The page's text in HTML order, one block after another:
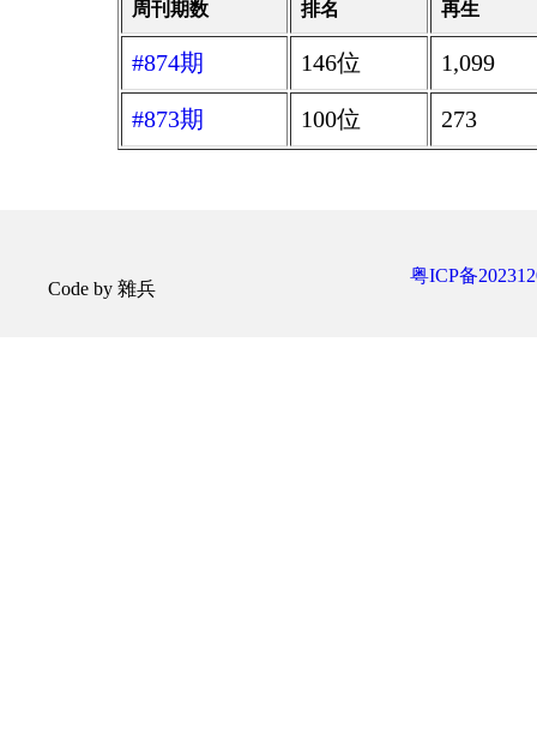
周刊期数 排名 再生
#874期 146位 1,099
#873期 100位 273
Code by 雜兵
粤ICP备